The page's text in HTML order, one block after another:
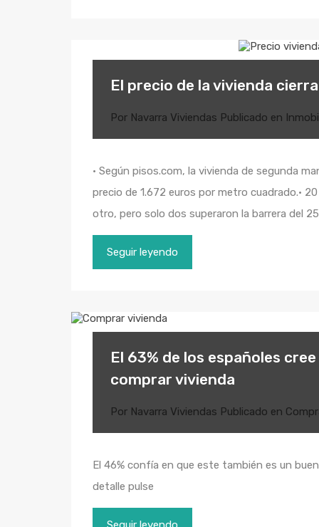
El precio de la vivienda
Por Navarra Viviendas Publicado en
• Según pisos.com, la vivienda de segunda
precio de 1.672 euros por metro cuadrado.•
otro, pero solo dos superaron la barrera del
Seguir leyendo
El 63% de los españoles
comprar vivienda
Por Navarra Viviendas Publicado en
El 46% confía en que este también es un
detalle pulse